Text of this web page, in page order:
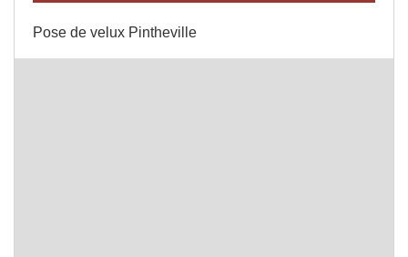
Pose de velux Pintheville